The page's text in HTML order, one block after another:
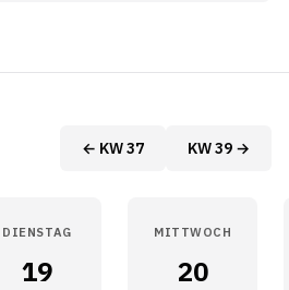
← KW 37 KW 39 →
DIENSTAG
19
MITTWOCH
20